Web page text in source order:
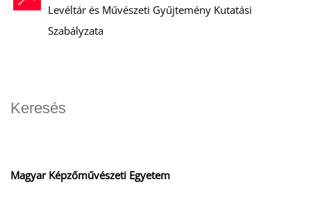
Levéltár és Művészeti Gyűjtemény Kutatási
Szabályzata
Magyar Képzőművészeti Egyetem